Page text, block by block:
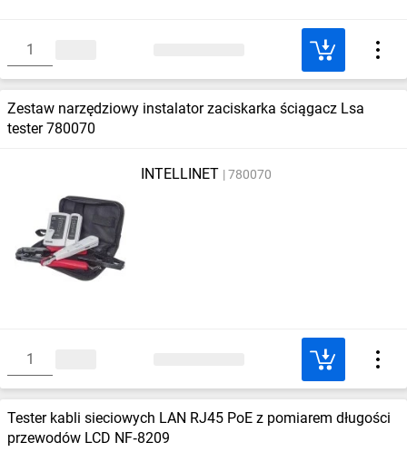
Zestaw narzędziowy instalator zaciskarka ściągacz Lsa
tester 780070
INTELLINET 780070
Tester kabli sieciowych LAN RJ45 PoE z pomiarem długości
przewodów LCD NF‑8209